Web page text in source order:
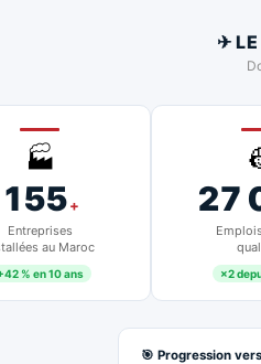
✈
🏭
155+
Entreprises
au Maroc
% en 10 ans
27
×2
🎯 Progression